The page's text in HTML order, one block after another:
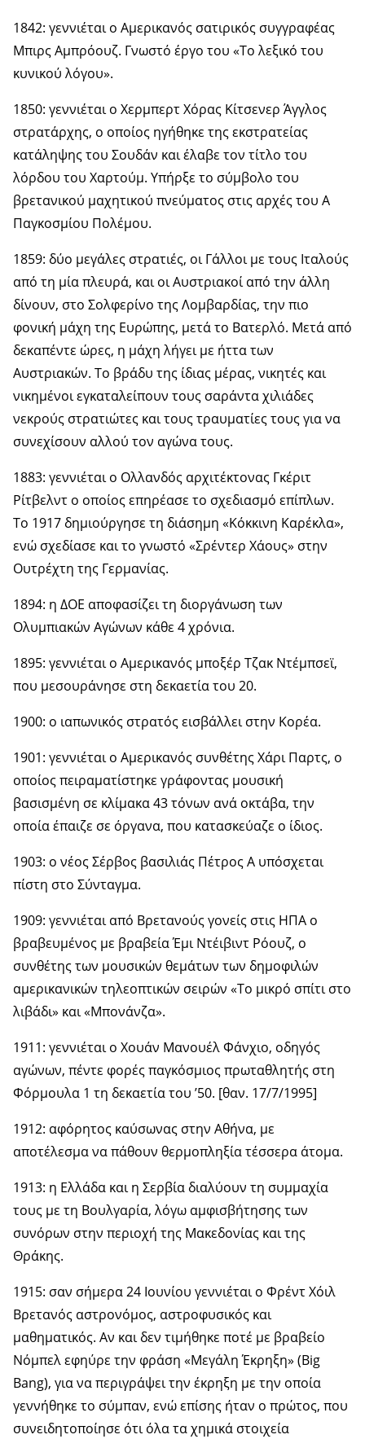
1842: γεννιέται ο Αμερικανός σατιρικός συγγραφέας
Μπιρς Αμπρόουζ. Γνωστό έργο του «Το λεξικό του
κυνικού λόγου».
1850: γεννιέται ο Χερμπερτ Χόρας Κίτσενερ Άγγλος
στρατάρχης, ο οποίος ηγήθηκε της εκστρατείας
κατάληψης του Σουδάν και έλαβε τον τίτλο του
λόρδου του Χαρτούμ. Υπήρξε το σύμβολο του
βρετανικού μαχητικού πνεύματος στις αρχές του Α
Παγκοσμίου Πολέμου.
1859: δύο μεγάλες στρατιές, οι Γάλλοι με τους Ιταλούς
από τη μία πλευρά, και οι Αυστριακοί από την άλλη
δίνουν, στο Σολφερίνο της Λομβαρδίας, την πιο
φονική μάχη της Ευρώπης, μετά το Βατερλό. Μετά από
δεκαπέντε ώρες, η μάχη λήγει με ήττα των
Αυστριακών. Το βράδυ της ίδιας μέρας, νικητές και
νικημένοι εγκαταλείπουν τους σαράντα χιλιάδες
νεκρούς στρατιώτες και τους τραυματίες τους για να
συνεχίσουν αλλού τον αγώνα τους.
1883: γεννιέται ο Ολλανδός αρχιτέκτονας Γκέριτ
Ρίτβελντ ο οποίος επηρέασε το σχεδιασμό επίπλων.
Το 1917 δημιούργησε τη διάσημη «Κόκκινη Καρέκλα»,
ενώ σχεδίασε και το γνωστό «Σρέντερ Χάους» στην
Ουτρέχτη της Γερμανίας.
1894: η ΔΟΕ αποφασίζει τη διοργάνωση των
Ολυμπιακών Αγώνων κάθε 4 χρόνια.
1895: γεννιέται ο Αμερικανός μποξέρ Τζακ Ντέμπσεϊ,
που μεσουράνησε στη δεκαετία του 20.
1900: ο ιαπωνικός στρατός εισβάλλει στην Κορέα.
1901: γεννιέται ο Αμερικανός συνθέτης Χάρι Παρτς, ο
οποίος πειραματίστηκε γράφοντας μουσική
βασισμένη σε κλίμακα 43 τόνων ανά οκτάβα, την
οποία έπαιζε σε όργανα, που κατασκεύαζε ο ίδιος.
1903: ο νέος Σέρβος βασιλιάς Πέτρος Α υπόσχεται
πίστη στο Σύνταγμα.
1909: γεννιέται από Βρετανούς γονείς στις ΗΠΑ ο
βραβευμένος με βραβεία Έμι Ντέιβιντ Ρόουζ, ο
συνθέτης των μουσικών θεμάτων των δημοφιλών
αμερικανικών τηλεοπτικών σειρών «Το μικρό σπίτι στο
λιβάδι» και «Μπονάνζα».
1911: γεννιέται ο Χουάν Μανουέλ Φάνχιο, οδηγός
αγώνων, πέντε φορές παγκόσμιος πρωταθλητής στη
Φόρμουλα 1 τη δεκαετία του ’50. [θαν. 17/7/1995]
1912: αφόρητος καύσωνας στην Αθήνα, με
αποτέλεσμα να πάθουν θερμοπληξία τέσσερα άτομα.
1913: η Ελλάδα και η Σερβία διαλύουν τη συμμαχία
τους με τη Βουλγαρία, λόγω αμφισβήτησης των
συνόρων στην περιοχή της Μακεδονίας και της
Θράκης.
1915: σαν σήμερα 24 Ιουνίου γεννιέται ο Φρέντ Χόιλ
Βρετανός αστρονόμος, αστροφυσικός και
μαθηματικός. Αν και δεν τιμήθηκε ποτέ με βραβείο
Νόμπελ εφηύρε την φράση «Μεγάλη Έκρηξη» (Big
Bang), για να περιγράψει την έκρηξη με την οποία
γεννήθηκε το σύμπαν, ενώ επίσης ήταν ο πρώτος, που
συνειδητοποίησε ότι όλα τα χημικά στοιχεία